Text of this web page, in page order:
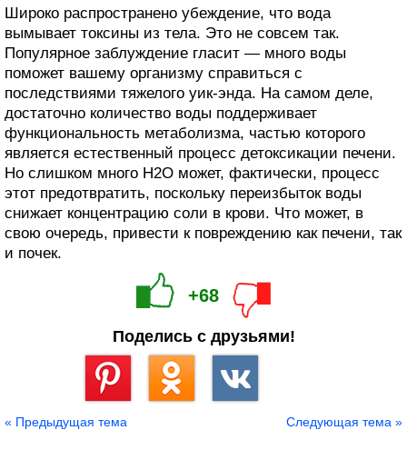
Широко распространено убеждение, что вода
вымывает токсины из тела. Это не совсем так.
Популярное заблуждение гласит — много воды
поможет вашему организму справиться с
последствиями тяжелого уик-энда. На самом деле,
достаточно количество воды поддерживает
функциональность метаболизма, частью которого
является естественный процесс детоксикации печени.
Но слишком много H2O может, фактически, процесс
этот предотвратить, поскольку переизбыток воды
снижает концентрацию соли в крови. Что может, в
свою очередь, привести к повреждению как печени, так
и почек.
+68
Поделись с друзьями!
« Предыдущая тема Следующая тема »